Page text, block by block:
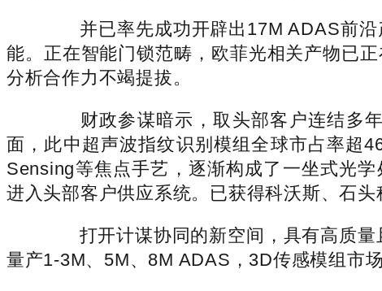
并已率先成功开辟出17M ADAS前沿
能。正在智能门锁范畴，欧菲光相关产物已
分析合作力不竭提拔。
财政参谋暗示，取头部客户连结多年
面，此中超声波指纹识别模组全球市占率超
Sensing等焦点手艺，逐渐构成了一坐式光
进入头部客户供应系统。已获得科沃斯、石
打开计谋协同的新空间，具有高质量
量产1-3M、5M、8M ADAS，3D传感模组市